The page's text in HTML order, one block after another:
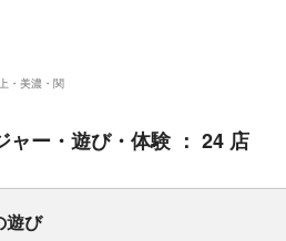
・美濃・関
ャー・遊び・体験 ： 24 店
遊び